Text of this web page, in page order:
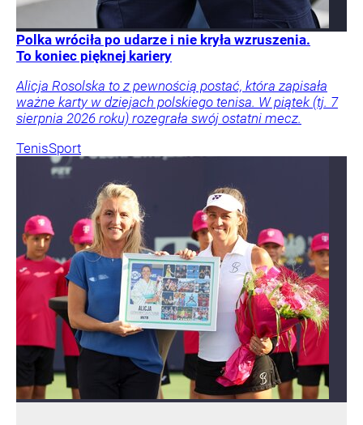
Polka wróciła po udarze i nie kryła wzruszenia.
To koniec pięknej kariery
Alicja Rosolska to z pewnością postać, która zapisała
ważne karty w dziejach polskiego tenisa. W piątek (tj. 7
sierpnia 2026 roku) rozegrała swój ostatni mecz.
TenisSport